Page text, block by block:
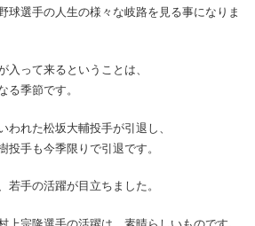
球選手の人生の様々な岐路を見る事になりま
入って来るということは、
季節です。
れた松坂大輔投手が引退し、
手も今季限りで引退です。
手の活躍が目立ちました。